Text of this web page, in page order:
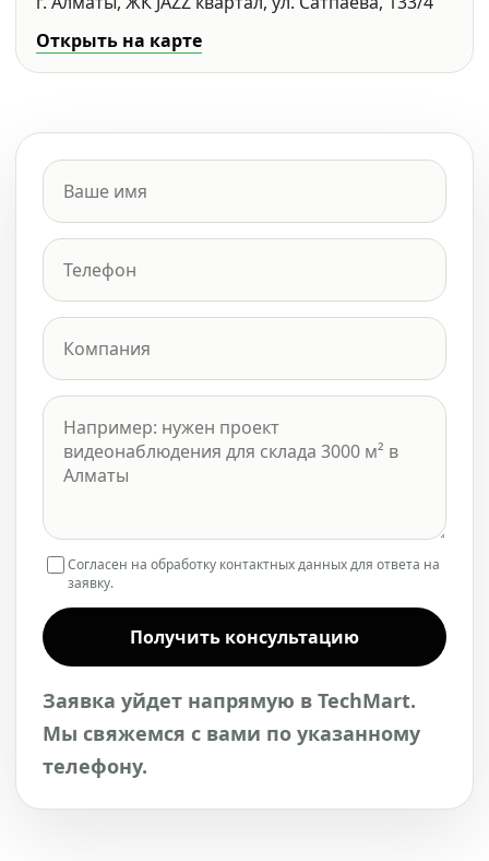
Открыть на карте
Согласен на обработку контактных данных для ответа на
заявку.
Получить консультацию
Заявка уйдет напрямую в TechMart.
Мы свяжемся с вами по указанному
телефону.